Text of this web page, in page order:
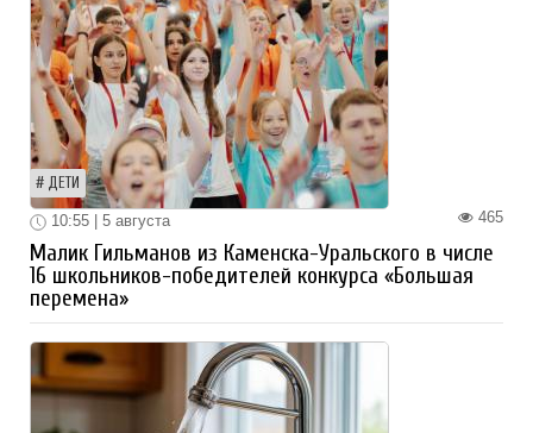
ДЕТИ
465
10:55 | 5 августа
Малик Гильманов из Каменска-Уральского в числе
16 школьников-победителей конкурса «Большая
перемена»